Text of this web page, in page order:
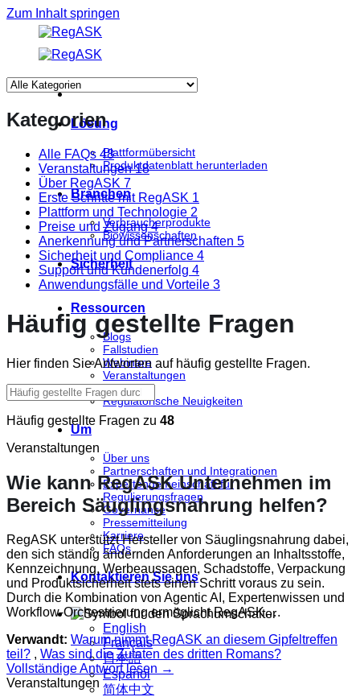
Zum Inhalt springen
Lösung
Plattformübersicht
Produktdatenblatt herunterladen
Branchen
Verbraucherprodukte
Biowissenschaften
Sicherheit
Ressourcen
Blogs
Fallstudien
Webinare
Veranstaltungen
Berichte
Regulatorische Neuigkeiten
Um
Über uns
Partnerschaften und Integrationen
Expertengemeinschaft für
Regulierungsfragen
Governance
Pressemitteilung
Karriere
FAQs
Kontaktieren Sie uns
English
Français
日本語
Español
简体中文
Kategorien
Alle FAQs 48
Veranstaltungen 18
Über RegASK 7
Erste Schritte mit RegASK 1
Plattform und Technologie 2
Preise und Zugang 4
Anerkennung und Partnerschaften 5
Sicherheit und Compliance 4
Support und Kundenerfolg 4
Anwendungsfälle und Vorteile 3
Häufig gestellte Fragen
Hier finden Sie Antworten auf häufig gestellte Fragen.
Häufig gestellte Fragen zu 48
Veranstaltungen
Wie kann RegASK Unternehmen im
Bereich Säuglingsnahrung helfen?
RegASK unterstützt Hersteller von Säuglingsnahrung dabei,
den sich ständig ändernden Anforderungen an Inhaltsstoffe,
Kennzeichnung, Werbeaussagen, Schadstoffe, Verpackung
und Produktsicherheit stets einen Schritt voraus zu sein.
Durch die Kombination von Agentic AI, Expertenwissen und
Workflow-Orchestrierung ermöglicht RegASK….
Verwandt: Warum nimmt RegASK an diesem Gipfeltreffen
teil? , Was sind die Zutaten des dritten Romans?
Vollständige Antwort lesen →
Veranstaltungen